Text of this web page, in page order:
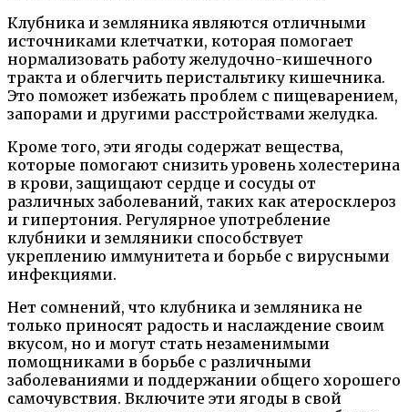
Клубника и земляника являются отличными
источниками клетчатки, которая помогает
нормализовать работу желудочно-кишечного
тракта и облегчить перистальтику кишечника.
Это поможет избежать проблем с пищеварением,
запорами и другими расстройствами желудка.
Кроме того, эти ягоды содержат вещества,
которые помогают снизить уровень холестерина
в крови, защищают сердце и сосуды от
различных заболеваний, таких как атеросклероз
и гипертония. Регулярное употребление
клубники и земляники способствует
укреплению иммунитета и борьбе с вирусными
инфекциями.
Нет сомнений, что клубника и земляника не
только приносят радость и наслаждение своим
вкусом, но и могут стать незаменимыми
помощниками в борьбе с различными
заболеваниями и поддержании общего хорошего
самочувствия. Включите эти ягоды в свой